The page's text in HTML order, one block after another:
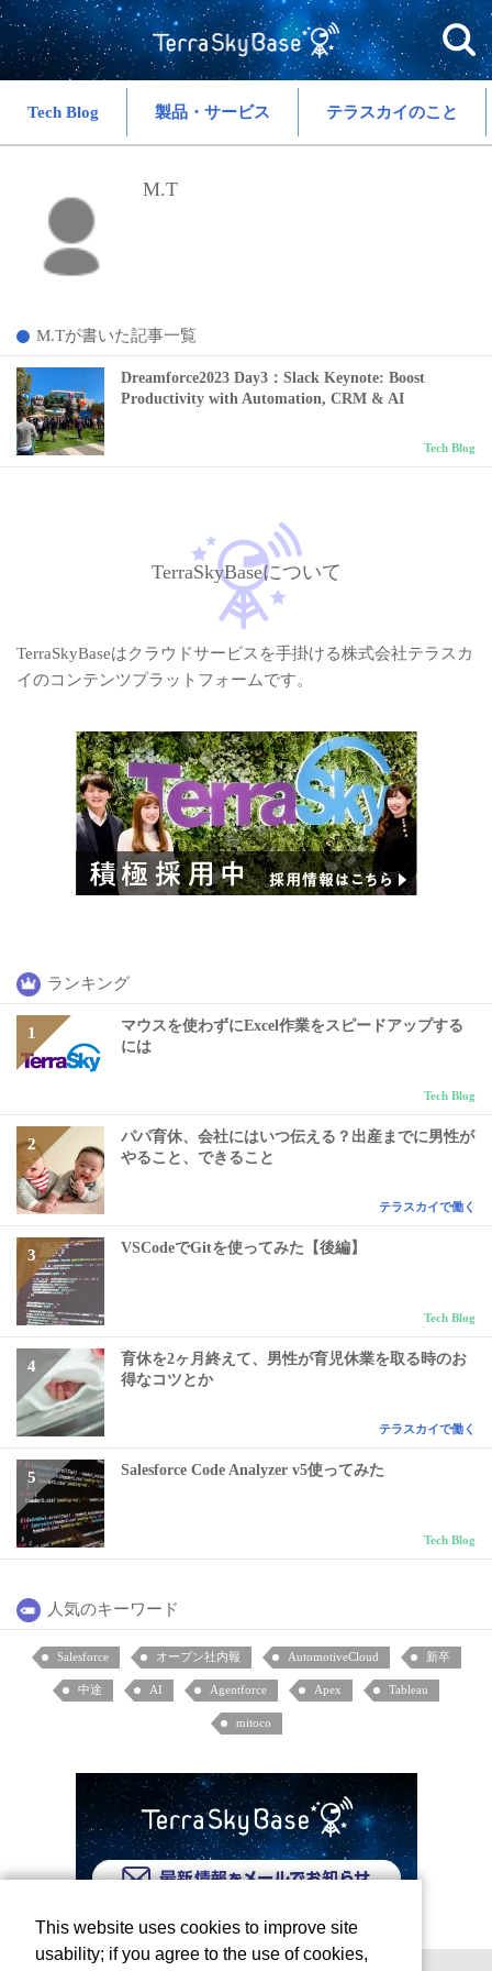
Tech Blog 製品・サービス テラスカイのこと
M.T
M.Tが書いた記事一覧
Dreamforce2023 Day3：Slack Keynote: Boost
Productivity with Automation, CRM & AI
Tech Blog
TerraSkyBaseについて
TerraSkyBaseはクラウドサービスを手掛ける株式会社テラスカ
イのコンテンツプラットフォームです。
ランキング
マウスを使わずにExcel作業をスピードアップする
には
Tech Blog
パパ育休、会社にはいつ伝える？出産までに男性が
やること、できること
テラスカイで働く
VSCodeでGitを使ってみた【後編】
Tech Blog
育休を2ヶ月終えて、男性が育児休業を取る時のお
得なコツとか
テラスカイで働く
Salesforce Code Analyzer v5使ってみた
Tech Blog
人気のキーワード
Salesforce オープン社内報 AutomotiveCloud 新卒
中途 AI Agentforce Apex Tableau
mitoco
This website uses cookies to improve site
usability; if you agree to the use of cookies,